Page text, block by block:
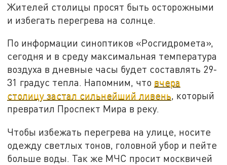
Жителей столицы просят быть осторожными
и избегать перегрева на солнце.
По информации синоптиков «Росгидромета»,
сегодня и в среду максимальная температура
воздуха в дневные часы будет составлять 29-
31 градус тепла. Напомним, что вчера
столицу застал сильнейший ливень, который
превратил Проспект Мира в реку.
Чтобы избежать перегрева на улице, носите
одежду светлых тонов, головной убор и пейте
больше воды. Так же МЧС просит москвичей